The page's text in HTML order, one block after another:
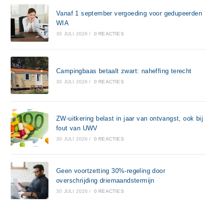
Vanaf 1 september vergoeding voor gedupeerden
WIA
30 JULI 2026 / 0 REACTIES
Campingbaas betaalt zwart: naheffing terecht
30 JULI 2026 / 0 REACTIES
ZW-uitkering belast in jaar van ontvangst, ook bij
fout van UWV
30 JULI 2026 / 0 REACTIES
Geen voortzetting 30%-regeling door
overschrijding driemaandstermijn
30 JULI 2026 / 0 REACTIES